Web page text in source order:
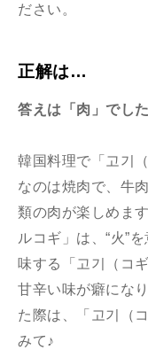
ださい。
正解は…
答えは「肉」でした
韓国料理で「고기
なのは焼肉で、牛
類の肉が楽しめま
ルコギ」は、“火”
味する「고기（コ
甘辛い味が癖にな
た際は、「고기（
みて♪